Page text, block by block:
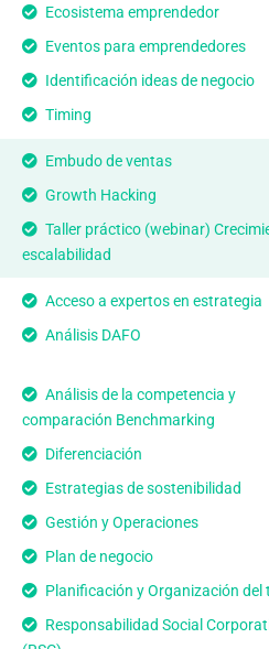
Ecosistema emprendedor
Eventos para emprendedores
Identificación ideas de negocio
Timing
Embudo de ventas
Growth Hacking
Taller práctico (webinar)
escalabilidad
Acceso a expertos en estrategia
Análisis DAFO
Análisis de la competencia y
comparación Benchmarking
Diferenciación
Estrategias de sostenibilidad
Gestión y Operaciones
Plan de negocio
Planificación y Organización del
Responsabilidad Social